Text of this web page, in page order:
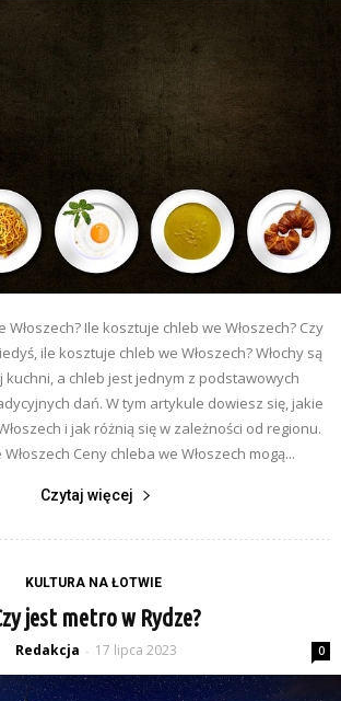
Ile kosztuje chleb we Włoszech? Czy
ile kosztuje chleb we Włoszech? Włochy są
kuchni, a chleb jest jednym z podstawowych
dań. W tym artykule dowiesz się, jakie
i jak różnią się w zależności od regionu.
Ceny chleba we Włoszech mogą...
Czytaj więcej
KULTURA NA ŁOTWIE
jest metro w Rydze?
Redakcja - 17 lipca 2023 0